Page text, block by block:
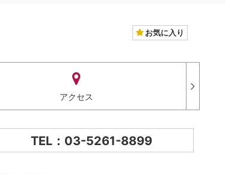
お気に入り
アクセス
TEL：03-5261-8899